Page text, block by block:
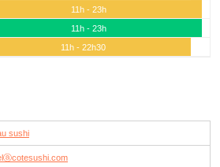
11h - 23h
11h - 23h
11h - 22h30
sushi